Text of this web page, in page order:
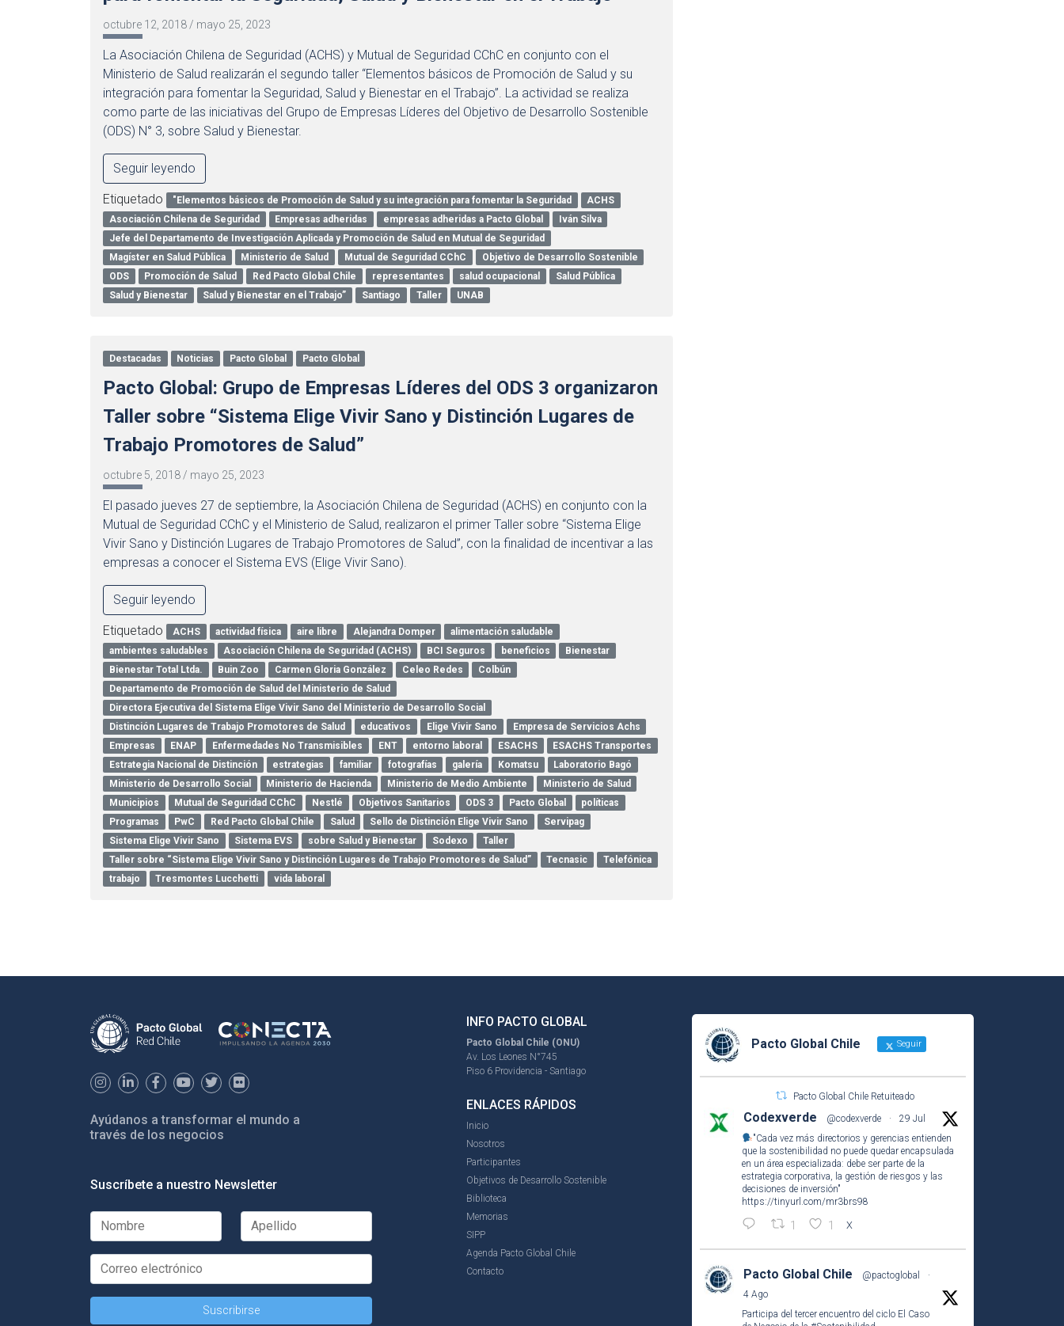
octubre 12, 2018 / mayo 25, 2023
La Asociación Chilena de Seguridad (ACHS) y Mutual de Seguridad CChC en conjunto con el
Ministerio de Salud realizarán el segundo taller “Elementos básicos de Promoción de Salud y su
integración para fomentar la Seguridad, Salud y Bienestar en el Trabajo”. La actividad se realiza
como parte de las iniciativas del Grupo de Empresas Líderes del Objetivo de Desarrollo Sostenible
(ODS) N° 3, sobre Salud y Bienestar.
Seguir leyendo
Etiquetado "Elementos básicos de Promoción de Salud y su integración para fomentar la Seguridad
ACHS
Asociación Chilena de Seguridad
Empresas adheridas empresas adheridas a Pacto Global
Iván Silva
Jefe del Departamento de Investigación Aplicada y Promoción de Salud en Mutual de Seguridad
Magíster en Salud Pública
Ministerio de Salud Mutual de Seguridad CChC
Objetivo de Desarrollo Sostenible
ODS
Promoción de Salud Red Pacto Global Chile representantes salud ocupacional
Salud Pública
Salud y Bienestar
Salud y Bienestar en el Trabajo” Santiago Taller UNAB
Destacadas Noticias Pacto Global Pacto Global
Pacto Global: Grupo de Empresas Líderes del ODS 3 organizaron
Taller sobre “Sistema Elige Vivir Sano y Distinción Lugares de
Trabajo Promotores de Salud”
octubre 5, 2018 / mayo 25, 2023
El pasado jueves 27 de septiembre, la Asociación Chilena de Seguridad (ACHS) en conjunto con la
Mutual de Seguridad CChC y el Ministerio de Salud, realizaron el primer Taller sobre “Sistema Elige
Vivir Sano y Distinción Lugares de Trabajo Promotores de Salud”, con la finalidad de incentivar a las
empresas a conocer el Sistema EVS (Elige Vivir Sano).
Seguir leyendo
Etiquetado ACHS actividad física aire libre Alejandra Domper
alimentación saludable
ambientes saludables
Asociación Chilena de Seguridad (ACHS) BCI Seguros beneficios
Bienestar
Bienestar Total Ltda.
Buin Zoo Carmen Gloria González Celeo Redes
Colbún
Departamento de Promoción de Salud del Ministerio de Salud
Directora Ejecutiva del Sistema Elige Vivir Sano del Ministerio de Desarrollo Social
Distinción Lugares de Trabajo Promotores de Salud
educativos Elige Vivir Sano
Empresa de Servicios Achs
Empresas
ENAP Enfermedades No Transmisibles ENT entorno laboral ESACHS
ESACHS Transportes
Estrategia Nacional de Distinción
estrategias familiar fotografías galería Komatsu
Laboratorio Bagó
Ministerio de Desarrollo Social
Ministerio de Hacienda Ministerio de Medio Ambiente
Ministerio de Salud
Municipios
Mutual de Seguridad CChC Nestlé Objetivos Sanitarios ODS 3 Pacto Global
políticas
Programas
PwC Red Pacto Global Chile Salud Sello de Distinción Elige Vivir Sano
Servipag
Sistema Elige Vivir Sano
Sistema EVS sobre Salud y Bienestar Sodexo
Taller
Taller sobre “Sistema Elige Vivir Sano y Distinción Lugares de Trabajo Promotores de Salud”
Tecnasic
Telefónica
trabajo
Tresmontes Lucchetti vida laboral
Ayúdanos a transformar el mundo a
través de los negocios
Suscríbete a nuestro Newsletter
INFO PACTO GLOBAL
Pacto Global Chile (ONU)
Av. Los Leones N°745
Piso 6 Providencia - Santiago
ENLACES RÁPIDOS
Inicio
Nosotros
Participantes
Objetivos de Desarrollo Sostenible
Biblioteca
Memorias
SIPP
Agenda Pacto Global Chile
Contacto
Pacto Global Chile Seguir
Pacto Global Chile Retuiteado
Codexverde @codexverde ·
29 Jul
"Cada vez más directorios y gerencias entienden
que la sostenibilidad no puede quedar encapsulada
en un área especializada: debe ser parte de la
estrategia corporativa, la gestión de riesgos y las
decisiones de inversión"
https://tinyurl.com/mr3brs98
1 1 X
Pacto Global Chile @pactoglobal
·
4 Ago
Participa del tercer encuentro del ciclo El Caso